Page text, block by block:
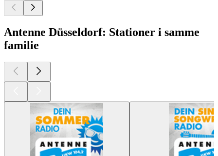
Antenne Düsseldorf: Stationer i samme
familie